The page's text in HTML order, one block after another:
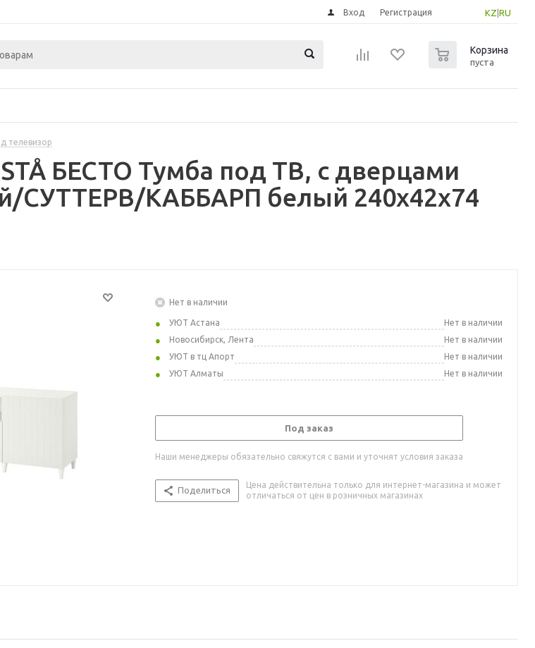
KZ RU
Вход Регистрация
Корзина
пуста
телевизор
БЕСТО Тумба под ТВ, с дверцами
СУТТЕРВ/КАББАРП белый 240x42x74
Нет в наличии
УЮТ Астана
Нет в наличии
Новосибирск, Лента
Нет в наличии
УЮТ в тц Апорт
Нет в наличии
УЮТ Алматы
Нет в наличии
Под заказ
Наши менеджеры обязательно свяжутся с вами и уточнят условия заказа
Поделиться
Цена действительна только для интернет-магазина и может
отличаться от цен в розничных магазинах